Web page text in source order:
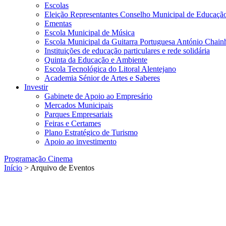
Escolas
Eleição Representantes Conselho Municipal de
Ementas
Escola Municipal de Música
Escola Municipal da Guitarra Portuguesa António
Instituições de educação particulares e rede solidária
Quinta da Educação e Ambiente
Escola Tecnológica do Litoral Alentejano
Academia Sénior de Artes e Saberes
Investir
Gabinete de Apoio ao Empresário
Mercados Municipais
Parques Empresariais
Feiras e Certames
Plano Estratégico de Turismo
Apoio ao investimento
Programação Cinema
Início > Arquivo de Eventos